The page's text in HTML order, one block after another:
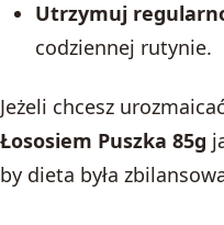
Utrzymuj
codziennej rutynie.
Jeżeli chcesz
Łososiem Puszka 85g
by dieta była